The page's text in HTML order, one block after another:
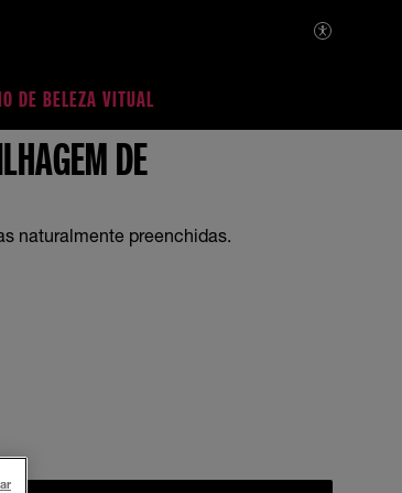
DE BELEZA VITUAL
DE
naturalmente preenchidas.